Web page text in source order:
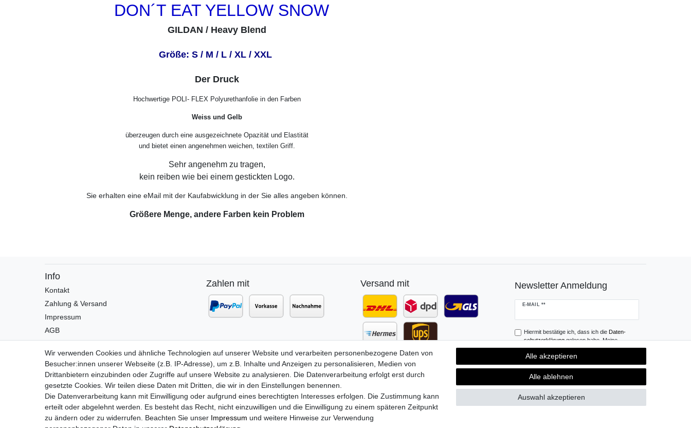
DON´T EAT YELLOW SNOW
GILDAN / Heavy Blend
Größe: S / M / L / XL / XXL
Der Druck
Hochwertige POLI- FLEX Polyurethanfolie in den Farben
Weiss und Gelb
überzeugen durch eine ausgezeichnete Opazität und Elastität
und bietet einen angenehmen weichen, textilen Griff.
Sehr angenehm zu tragen,
kein reiben wie bei einem gestickten Logo.
Sie erhalten eine eMail mit der Kaufabwicklung in der Sie alles angeben können.
Größere Menge, andere Farben kein Problem
Info
Kontakt
Zahlung & Versand
Impressum
AGB
Datenschutz
Widerrufsformular
Zahlen mit Versand mit Newsletter Anmeldung
E-MAIL **
Newsletter
Hiermit bestätige ich, dass ich die Daten­
schutz­erklärunggelesen habe. Meine
Einwilligung kann ich jederzeit widerrufen.**
Abonnieren
** Hierbei handelt es sich um ein Pflichtfeld.
Wir verwenden Cookies und ähnliche Technologien auf unserer Website und verarbeiten personenbezogene Daten von
Besucher:innen unserer Webseite (z.B. IP-Adresse), um z.B. Inhalte und Anzeigen zu personalisieren, Medien von
Drittanbietern einzubinden oder Zugriffe auf unsere Website zu analysieren. Die Datenverarbeitung erfolgt erst durch
gesetzte Cookies. Wir teilen diese Daten mit Dritten, die wir in den Einstellungen benennen.
Die Datenverarbeitung kann mit Einwilligung oder aufgrund eines berechtigten Interesses erfolgen. Die Zustimmung kann
erteilt oder abgelehnt werden. Es besteht das Recht, nicht einzuwilligen und die Einwilligung zu einem späteren Zeitpunkt
zu ändern oder zu widerrufen. Beachten Sie unser Impressum und weitere Hinweise zur Verwendung
Alle akzeptieren
Alle ablehnen
Auswahl akzeptieren